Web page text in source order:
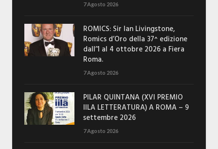
7 Agosto 2026
ROMICS: Sir Ian Livingstone,
Romics d’Oro della 37^ edizione
dall’1 al 4 ottobre 2026 a Fiera
Roma.
7 Agosto 2026
PILAR QUINTANA (XVI PREMIO
IILA LETTERATURA) A ROMA – 9
settembre 2026
7 Agosto 2026